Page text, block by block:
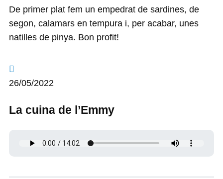
De primer plat fem un empedrat de sardines, de
segon, calamars en tempura i, per acabar, unes
natilles de pinya. Bon profit!
26/05/2022
La cuina de l’Emmy